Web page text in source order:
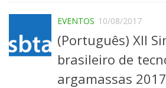
Materiais cimentícios ecoeficientes
Ecologia Industrial na Construção
Resíduos como matérias-primas
Durabilidade & vida útil das
EVENTOS 10/08/2017
(Português) XII
brasileiro de
argamassas 2017